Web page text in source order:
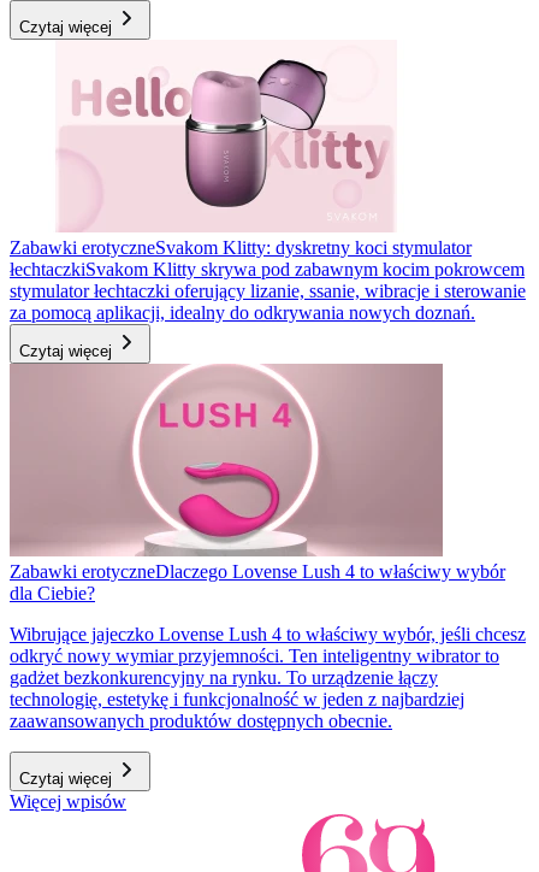
Czytaj więcej
Zabawki erotyczneSvakom Klitty: dyskretny koci stymulator
łechtaczkiSvakom Klitty skrywa pod zabawnym kocim pokrowcem
stymulator łechtaczki oferujący lizanie, ssanie, wibracje i sterowanie
za pomocą aplikacji, idealny do odkrywania nowych doznań.
Czytaj więcej
Zabawki erotyczneDlaczego Lovense Lush 4 to właściwy wybór
dla Ciebie?
Wibrujące jajeczko Lovense Lush 4 to właściwy wybór, jeśli chcesz
odkryć nowy wymiar przyjemności. Ten inteligentny wibrator to
gadżet bezkonkurencyjny na rynku. To urządzenie łączy
technologię, estetykę i funkcjonalność w jeden z najbardziej
zaawansowanych produktów dostępnych obecnie.
Czytaj więcej
Więcej wpisów